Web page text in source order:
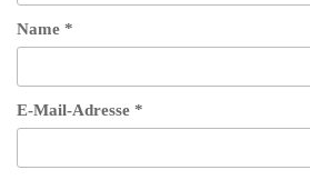
Name *
E-Mail-Adresse *